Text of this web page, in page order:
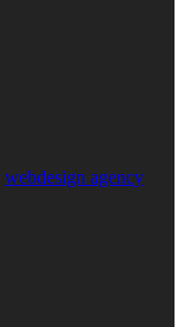
webdesign agency